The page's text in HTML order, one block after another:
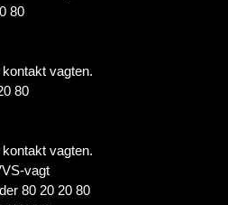
80
vagten.
80
vagten.
vagt
80 20 20 80